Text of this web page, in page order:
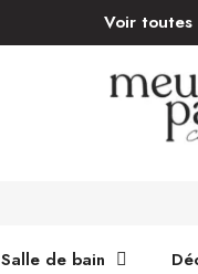
Voir toutes
Salle de bain